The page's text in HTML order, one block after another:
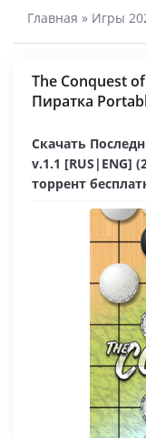
Главная » Игры
The Conquest
Пиратка
Скачать
v.1.1 [RUS|ENG]
торрент